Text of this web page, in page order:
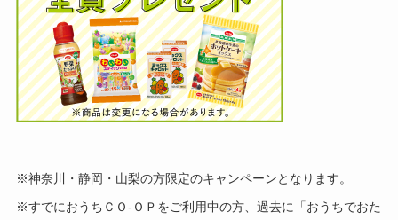
※神奈川・静岡・山梨の方限定のキャンペーンとなります。
※すでにおうちＣＯ-ＯＰをご利用中の方、過去に「おうちでおた